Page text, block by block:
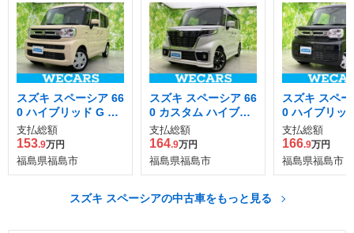
スズキ スペーシア 66
0 ハイブリッド G 4W
D
支払総額
153.9万円
福島県福島市
スズキ スペーシア 66
0 カスタム ハイブリ
ッド XS 4WD
支払総額
164.9万円
福島県福島市
スズキ スペ
0 ハイブリッ
D
支払総額
166.9万円
福島県福島市
スズキ スペーシアの中古車をもっと見る